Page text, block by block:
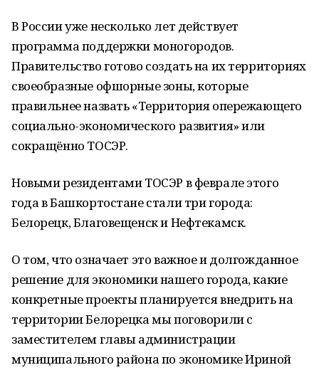
В России уже несколько лет действует
программа поддержки моногородов.
Правительство готово создать на их территориях
своеобразные офшорные зоны, которые
правильнее назвать «Территория опережающего
социально-экономического развития» или
сокращённо ТОСЭР.
Новыми резидентами ТОСЭР в феврале этого
года в Башкортостане стали три города:
Белорецк, Благовещенск и Нефтекамск.
О том, что означает это важное и долгожданное
решение для экономики нашего города, какие
конкретные проекты планируется внедрить на
территории Белорецка мы поговорили с
заместителем главы администрации
муниципального района по экономике Ириной